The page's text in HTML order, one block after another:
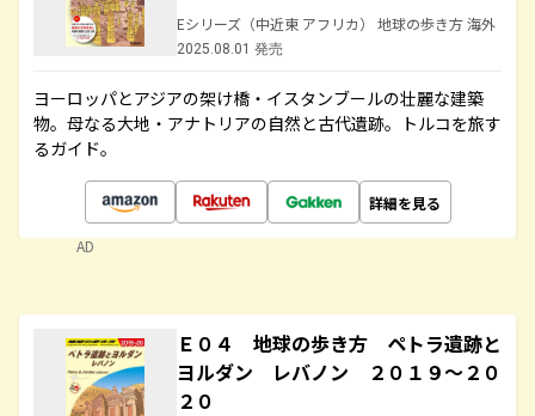
Eシリーズ（中近東 アフリカ） 地球の歩き方 海外
2025.08.01 発売
ヨーロッパとアジアの架け橋・イスタンブールの壮麗な建築
物。母なる大地・アナトリアの自然と古代遺跡。トルコを旅す
るガイド。
詳細を見る
AD
Ｅ０４ 地球の歩き方 ペトラ遺跡と
ヨルダン レバノン ２０１９～２０
２０